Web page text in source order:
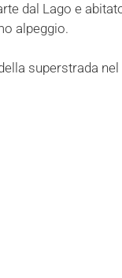
dal Lago e
alpeggio.
superstrada